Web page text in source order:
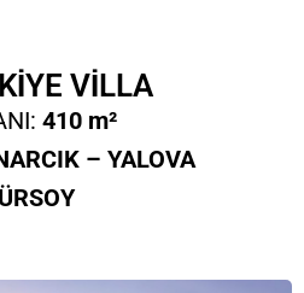
VİLLA
410 m²
– YALOVA